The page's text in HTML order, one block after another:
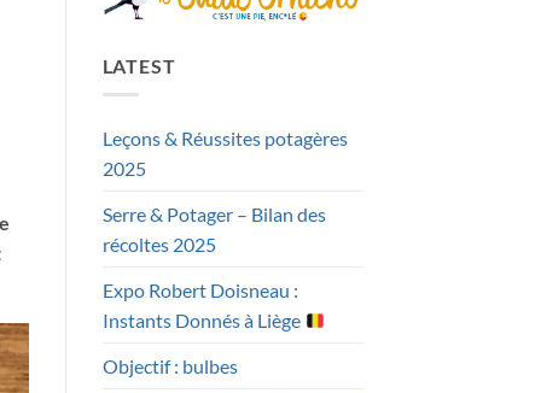
LATEST
Leçons & Réussites potagères
2025
Serre & Potager – Bilan des
récoltes 2025
Expo Robert Doisneau :
Instants Donnés à Liège
Objectif : bulbes